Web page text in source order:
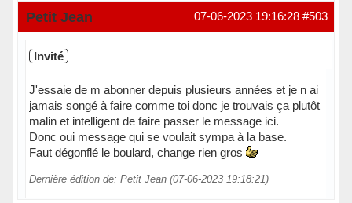
En ligne #503
07-06-2023 19:16:28
Petit Jean
Invité
J'essaie de m abonner depuis plusieurs années et je n ai
jamais songé à faire comme toi donc je trouvais ça plutôt
malin et intelligent de faire passer le message ici.
Donc oui message qui se voulait sympa à la base.
Faut dégonflé le boulard, change rien gros
Dernière édition de: Petit Jean (07-06-2023 19:18:21)